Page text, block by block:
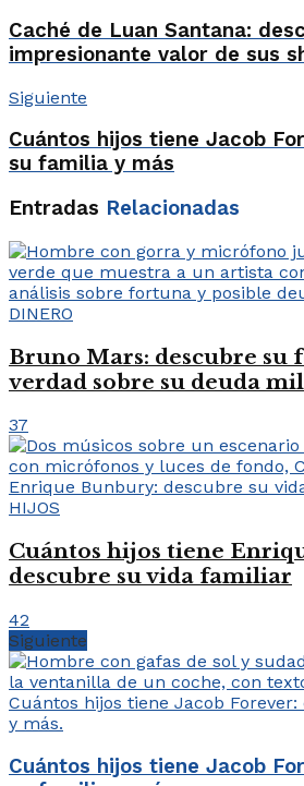
Caché de Luan Santana:
impresionante valor de sus
Siguiente
Cuántos hijos tiene Jacob
su familia y más
Entradas Relacionadas
DINERO
Bruno Mars: descubre su
verdad sobre su deuda
37
HIJOS
Cuántos hijos tiene
descubre su vida familiar
42
Siguiente
Cuántos hijos tiene Jacob